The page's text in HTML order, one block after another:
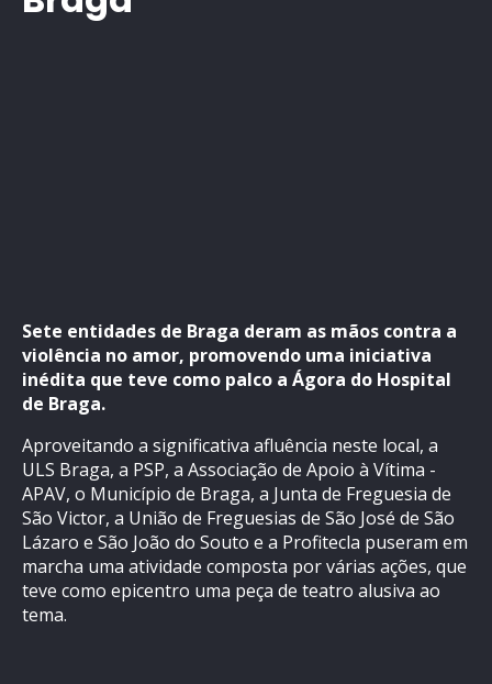
Sete entidades de Braga deram as mãos contra a
violência no amor, promovendo uma iniciativa
inédita que teve como palco a Ágora do Hospital
de Braga.
Aproveitando a significativa afluência neste local, a
ULS Braga, a PSP, a Associação de Apoio à Vítima -
APAV, o Município de Braga, a Junta de Freguesia de
São Victor, a União de Freguesias de São José de São
Lázaro e São João do Souto e a Profitecla puseram em
marcha uma atividade composta por várias ações, que
teve como epicentro uma peça de teatro alusiva ao
tema.